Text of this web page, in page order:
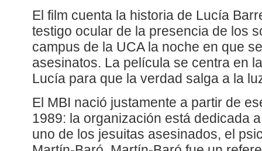
El film cuenta la historia de Lucía
testigo ocular de la presencia de los
campus de la UCA la noche en que
asesinatos. La película se centra en
Lucía para que la verdad salga a la
El MBI nació justamente a partir de
1989: la organización está dedicada
uno de los jesuitas asesinados, el